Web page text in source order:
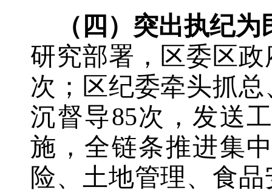
（四）突出执纪
研究部署，区委区
次；区纪委牵头抓
沉督导85次，发送
施，全链条推进集
险、土地管理、食